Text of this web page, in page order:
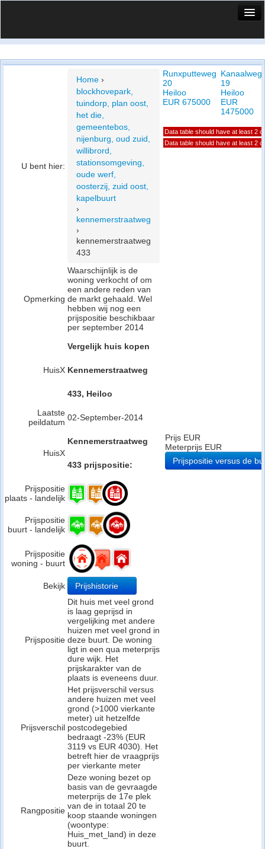
Vergelijk prijsposities - wijk
Cookie beleid
U bent hier:
Home ›
blockhovepark,
tuindorp, plan oost,
het die,
gemeentebos,
nijenburg, oud zuid,
willibrord,
stationsomgeving,
oude werf,
oosterzij, zuid oost,
kapelbuurt
›
kennemerstraatweg
›
kennemerstraatweg
433
Opmerking
Waarschijnlijk is de
woning verkocht of om
een andere reden van
de markt gehaald. Wel
hebben wij nog een
prijspositie beschikbaar
per september 2014
HuisX
Vergelijk huis kopen
Kennemerstraatweg
433, Heiloo
Laatste
peildatum 02-September-2014
HuisX
Kennemerstraatweg
433 prijspositie:
Prijspositie
plaats - landelijk
Prijspositie
buurt - landelijk
Prijspositie
woning - buurt
Bekijk Prijshistorie
Prijspositie
Dit huis met veel grond
is laag geprijsd in
vergelijking met andere
huizen met veel grond in
deze buurt. De woning
ligt in een qua meterprijs
dure wijk. Het
prijskarakter van de
plaats is eveneens duur.
Prijsverschil
Het prijsverschil versus
andere huizen met veel
grond (>1000 vierkante
meter) uit hetzelfde
postcodegebied
bedraagt -23% (EUR
3119 vs EUR 4030). Het
betreft hier de vraagprijs
per vierkante meter
Rangpositie
Deze woning bezet op
basis van de gevraagde
meterprijs de 17e plek
van de in totaal 20 te
koop staande woningen
(woontype:
Huis_met_land) in deze
buurt.
Runxputteweg
20
Heiloo
EUR 675000
Kanaalweg
19
Heiloo
EUR
1475000
Data table should have at least 2
Data table should have at least 2
Prijs EUR
Meterprijs EUR
Prijspositie versus de